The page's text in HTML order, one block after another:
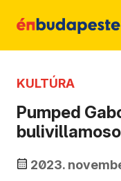
KULTÚRA
Pumped
2023.